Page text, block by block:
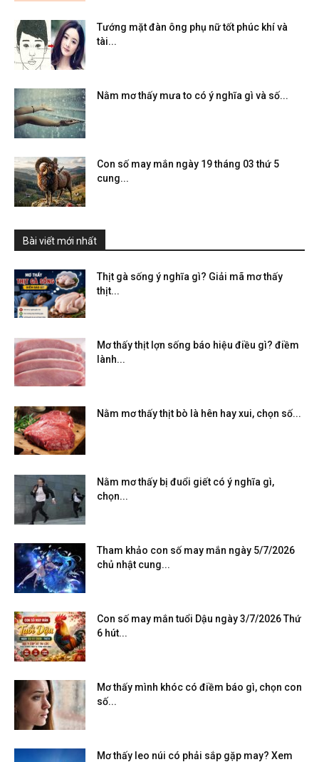
Tướng mặt đàn ông phụ nữ tốt phúc khí và
tài...
Nằm mơ thấy mưa to có ý nghĩa gì và số...
Con số may mắn ngày 19 tháng 03 thứ 5
cung...
Bài viết mới nhất
Thịt gà sống ý nghĩa gì? Giải mã mơ thấy
thịt...
Mơ thấy thịt lợn sống báo hiệu điều gì? điềm
lành...
Nằm mơ thấy thịt bò là hên hay xui, chọn số...
Nằm mơ thấy bị đuổi giết có ý nghĩa gì,
chọn...
Tham khảo con số may mắn ngày 5/7/2026
chủ nhật cung...
Con số may mắn tuổi Dậu ngày 3/7/2026 Thứ
6 hút...
Mơ thấy mình khóc có điềm báo gì, chọn con
số...
Mơ thấy leo núi có phải sắp gặp may? Xem